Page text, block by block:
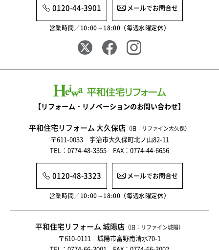
0120-44-3901 メールでお問合せ
営業時間／10:00～18:00（毎週水曜定休）
【リフォーム・リノベーションのお問い合わせ】
平和住宅リフォーム 大久保店 （旧：リファイン大久保）
〒611-0033 宇治市大久保町北ノ山82-11
TEL：0774-48-3355 FAX：0774-44-6656
0120-48-3323 メールでお問合せ
営業時間／10:00～18:00（毎週水曜定休）
平和住宅リフォーム 城陽店 （旧：リファイン城陽）
〒610-0111 城陽市富野南清水70-1